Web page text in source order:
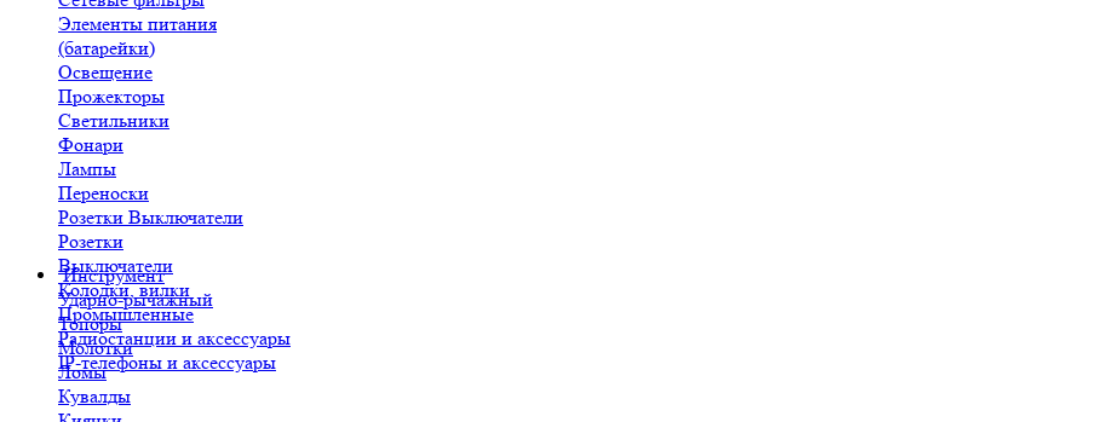
Элементы питания
(батарейки)
Освещение
Прожекторы
Светильники
Фонари
Лампы
Переноски
Розетки Выключатели
Розетки
Выключатели
Колодки, вилки
Промышленные
Радиостанции и аксессуары
IP-телефоны и аксессуары
Инструмент
Ударно-рычажный
Топоры
Молотки
Ломы
Кувалды